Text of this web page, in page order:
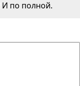
И по полной.